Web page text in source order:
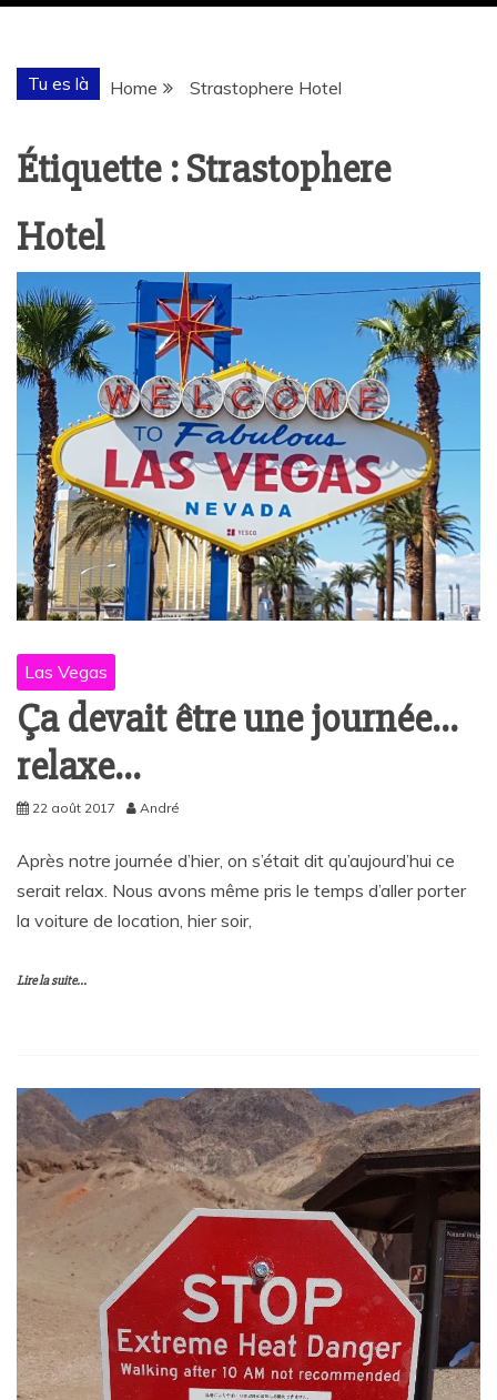
Tu es là Home Strastophere Hotel
Étiquette :Strastophere
Hotel
Las Vegas
Ça devait être une journée…
relaxe…
22 août 2017 André
Après notre journée d’hier, on s’était dit qu’aujourd’hui ce
serait relax. Nous avons même pris le temps d’aller porter
la voiture de location, hier soir,
Lire la suite...